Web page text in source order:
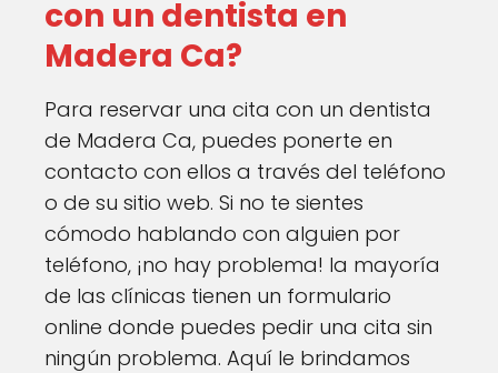
con un dentista en
Madera Ca?
Para reservar una cita con un dentista
de Madera Ca, puedes ponerte en
contacto con ellos a través del teléfono
o de su sitio web. Si no te sientes
cómodo hablando con alguien por
teléfono, ¡no hay problema! la mayoría
de las clínicas tienen un formulario
online donde puedes pedir una cita sin
ningún problema. Aquí le brindamos